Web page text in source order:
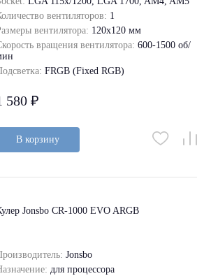
вентиляторов: 1
вентилятора: 120x120 мм
вращения вентилятора: 600-1500 об/
FRGB (Fixed RGB)
580 ₽
В корзину
Jonsbo CR-1000 EVO ARGB
Jonsbo
для процессора